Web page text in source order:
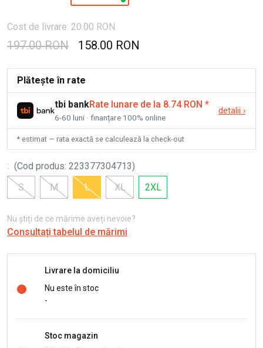
Cost de livrare: 20.00 RON
197.00 RON 158.00 RON
Plătește în rate
tbi bankRate lunare de la 8.74 RON *
6-60 luni · finanțare 100% online
detalii ›
* estimat — rata exactă se calculează la check-out
: (Cod produs: 223377304713)
S
M L XL 2XL
Nu știți de ce mărime aveți nevoie?
Consultați tabelul de mărimi
Livrare la domiciliu
Nu este în stoc
-
Stoc magazin